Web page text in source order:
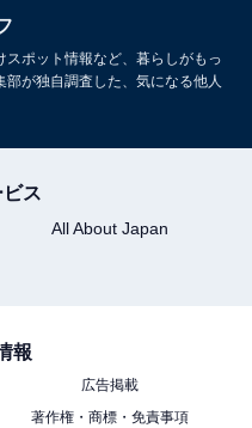
ポット情報など、暮らしがもっ
が独自調査した、気になる他人
ス
All About Japan
報
広告掲載
著作権・商標・免責事項